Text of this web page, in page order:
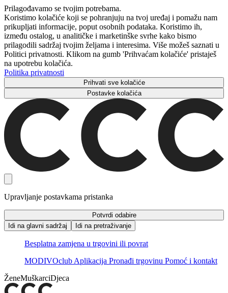
Prilagođavamo se tvojim potrebama.
Koristimo kolačiće koji se pohranjuju na tvoj uređaj i pomažu nam
prikupljati informacije, poput osobnih podataka. Koristimo ih,
između ostalog, u analitičke i marketinške svrhe kako bismo
prilagodili sadržaj tvojim željama i interesima. Više možeš saznati u
Politici privatnosti. Klikom na gumb 'Prihvaćam kolačiće' pristaješ
na upotrebu kolačića.
Politika privatnosti
Prihvati sve kolačiće
Postavke kolačića
Upravljanje postavkama pristanka
Potvrdi odabire
Idi na glavni sadržaj
Idi na pretraživanje
Besplatna zamjena u trgovini ili povrat
MODIVOclub Aplikacija Pronađi trgovinu Pomoć i kontakt
ŽeneMuškarciDjeca